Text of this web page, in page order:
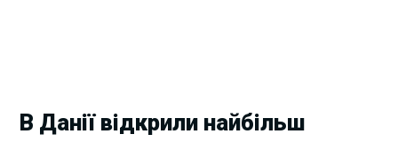
В Данії відкрили найбільш